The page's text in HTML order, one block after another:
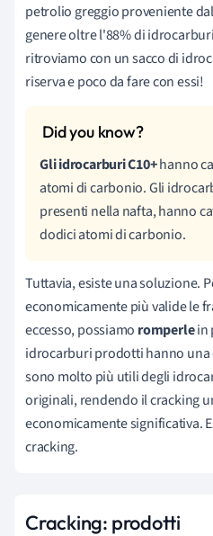
petrolio greggio proveniente
genere oltre l'88% di
ritroviamo con un sacco di
riserva e poco da fare con essi!
Gli idrocarburi C10+hanno
atomi di carbonio. Gli
presenti nella nafta, hanno
dodici atomi di carbonio.
Tuttavia, esiste una soluzione.
economicamente più valide le
eccesso, possiamo romperlein
idrocarburi prodotti hanno
sono molto più utili degli
originali, rendendo il cracking
economicamente significativa.
cracking.
Cracking: prodotti